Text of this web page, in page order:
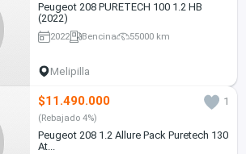
Peugeot 208 PURETECH 100 1.2 HB
(2022)
2022 Bencina 55000 km
Melipilla
$11.490.000 1
(Rebajado 4%)
Peugeot 208 1.2 Allure Pack Puretech 130
At...